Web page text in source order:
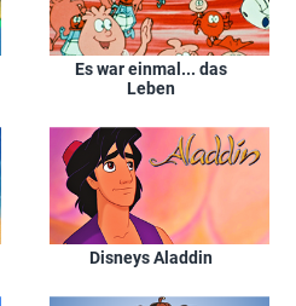
Es war einmal... das
Leben
Disneys Aladdin